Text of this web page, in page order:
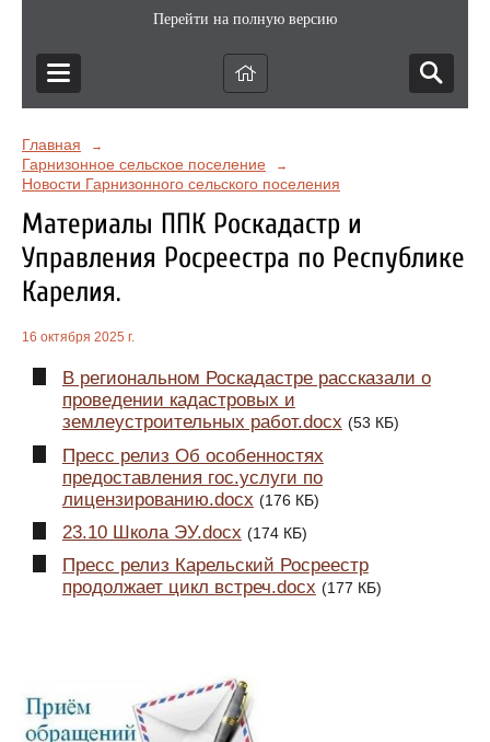
Перейти на полную версию
Главная →
Гарнизонное сельское поселение →
Новости Гарнизонного сельского поселения
Материалы ППК Роскадастр и
Управления Росреестра по Республике
Карелия.
16 октября 2025 г.
В региональном Роскадастре рассказали о
проведении кадастровых и
землеустроительных работ.docx (53 КБ)
Пресс релиз Об особенностях
предоставления гос.услуги по
лицензированию.docx (176 КБ)
23.10 Школа ЭУ.docx (174 КБ)
Пресс релиз Карельский Росреестр
продолжает цикл встреч.docx (177 КБ)